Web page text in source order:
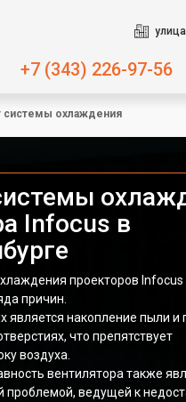
+7 (343) 226-97-56
системы охлаждения
Infocus в
проекторов Infocus
причин.
является накопление пыли и
что препятствует
воздуха.
вентилятора также
проблемой, ведущей к